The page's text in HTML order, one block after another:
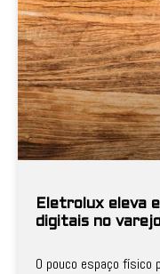
Eletrolux eleva
digitais no
O pouco espaço físico